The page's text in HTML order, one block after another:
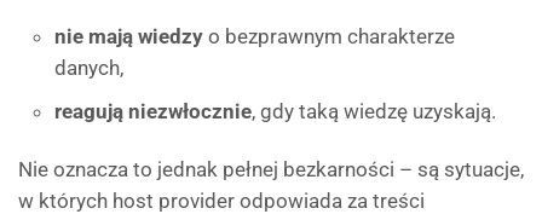
nie mają wiedzy o bezprawnym charakterze
danych,
reagują niezwłocznie, gdy taką wiedzę uzyskają.
Nie oznacza to jednak pełnej bezkarności – są sytuacje,
w których host provider odpowiada za treści